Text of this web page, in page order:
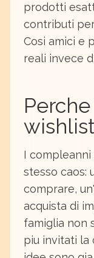
prodotti
contributi
Cosi amici e
reali invece
I
stesso caos:
comprare,
acquista di
famiglia non
piu invitati la